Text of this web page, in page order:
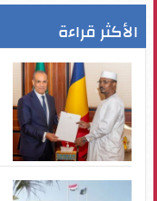
الأكثر قراءة